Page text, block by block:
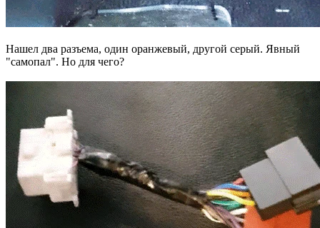
Нашел два разъема, один оранжевый, другой серый. Явный
"самопал". Но для чего?